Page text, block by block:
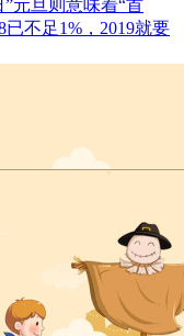
元旦则意味着“首
不足1%，2019就要